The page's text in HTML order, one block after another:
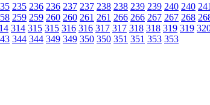
235 236 236 237 237 238 238 239 239 240 240 241
259 259 260 260 261 261 266 266 267 267 268
314 315 315 316 316 317 317 318 318 319 319
344 344 349 349 350 350 351 351 353 353